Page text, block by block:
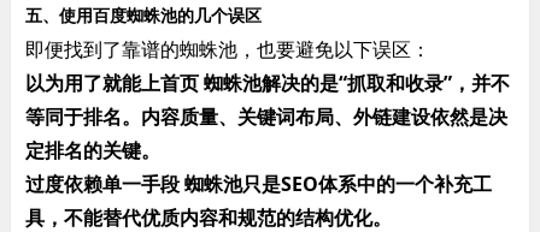
五、使用百度蜘蛛池的几个误区
即便找到了靠谱的蜘蛛池，也要避免以下误区：
以为用了就能上首页​ 蜘蛛池解决的是“抓取和收录”，并不
等同于排名。内容质量、关键词布局、外链建设依然是决
定排名的关键。
过度依赖单一手段​ 蜘蛛池只是SEO体系中的一个补充工
具，不能替代优质内容和规范的结构优化。